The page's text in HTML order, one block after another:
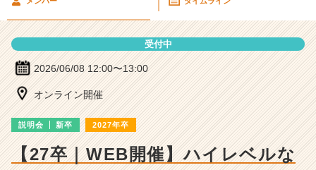
の
会
詳
細
|
受付中
2026/06/08 12:00〜13:00
オンライン開催
説明会 新卒 2027年卒
【27卒｜WEB開催】ハイレベルな